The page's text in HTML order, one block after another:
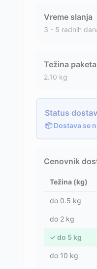
Vreme slanja
3 - 5 radnih
Težina paketa
2.10 kg
Status
📦 Dostava se
Cenovnik
Težina (kg)
do 0.5 kg
do 2 kg
✓ do 5 kg
do 10 kg